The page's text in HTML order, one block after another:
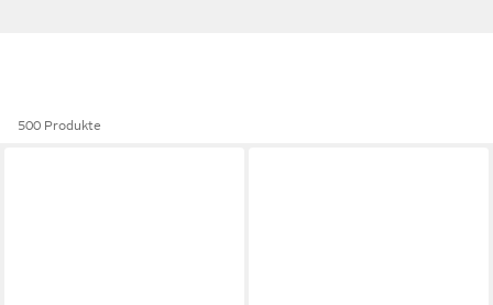
500 Produkte